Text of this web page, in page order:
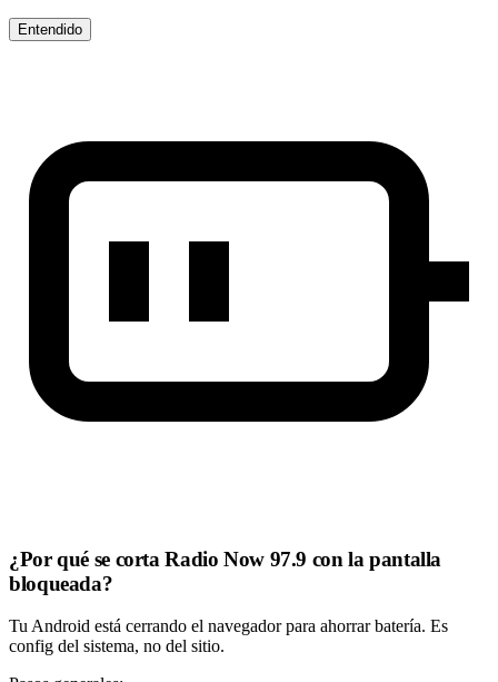
Entendido
¿Por qué se corta Radio Now 97.9 con la pantalla
bloqueada?
Tu Android está cerrando el navegador para ahorrar batería. Es
config del sistema, no del sitio.